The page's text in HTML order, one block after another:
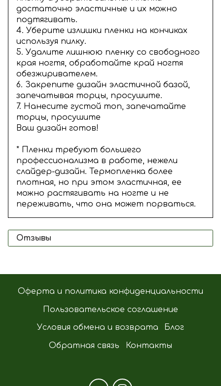
достаточно эластичные и их можно
подтягивать.
4. Уберите излишки пленки на кончиках
используя пилку.
5. Удалите лишнюю пленку со свободного
края ногтя, обработайте край ногтя
обезжиривателем.
6. Закрепите дизайн эластичной базой,
запечатывая торцы, просушите.
7. Нанесите густой топ, запечатайте
торцы, просушите
Ваш дизайн готов!
* Пленки требуют большего
профессионализма в работе, нежели
слайдер-дизайн. Термопленка более
плотная, но при этом эластичная, ее
можно растягивать на ногте и не
переживать, что она может порваться.
Отзывы
Оферта и политика конфиденциальности
Пользовательское соглашение
Условия обмена и возврата Блог
Обратная связь Контакты